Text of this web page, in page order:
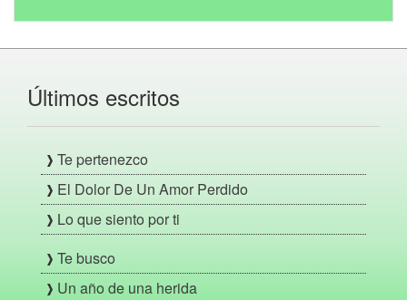
Últimos escritos
Te pertenezco
El Dolor De Un Amor Perdido
Lo que siento por ti
Te busco
Un año de una herida